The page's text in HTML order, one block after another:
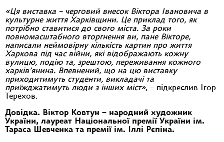
«Ця виставка – черговий внесок Віктора Івановича в
культурне життя Харківщини. Це приклад того, як
потрібно ставитися до свого міста. За роки
повномасштабного вторгнення ви, пане Вікторе,
написали неймовірну кількість картин про життя
Харкова під час війни, які відображають кожну
вулицю, подію та, зрештою, переживання кожного
харків’янина. Впевнений, що на цю виставку
приходитимуть студенти, викладачі та
приїжджатимуть люди з інших міст», – підкреслив Ігор
Терехов.
Довідка. Віктор Ковтун – народний художник
України, лауреат Національної премії України ім.
Тараса Шевченка та премії ім. Іллі Рєпіна.